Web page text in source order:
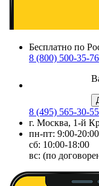
Бесплатно по
8 (800) 500-35-76
8 (495) 565-30-55
г. Москва, 1-й
пн-пт: 9:00-20:00
сб: 10:00-18:00
вс: (по